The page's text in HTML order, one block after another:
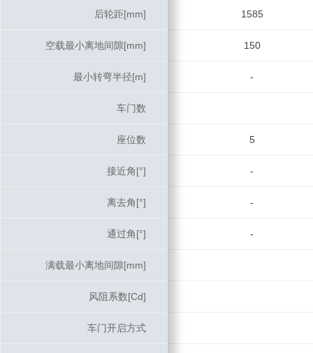
后轮距[mm] 1585
空载最小离地间隙[mm] 150
最小转弯半径[m] -
车门数
座位数 5
接近角[°] -
离去角[°] -
通过角[°] -
满载最小离地间隙[mm]
风阻系数[Cd]
车门开启方式
后轮距[mm]
空载最小离地间隙[mm]
最小转弯半径[m]
车门数
座位数
接近角[°]
离去角[°]
通过角[°]
满载最小离地间隙[mm]
风阻系数[Cd]
车门开启方式